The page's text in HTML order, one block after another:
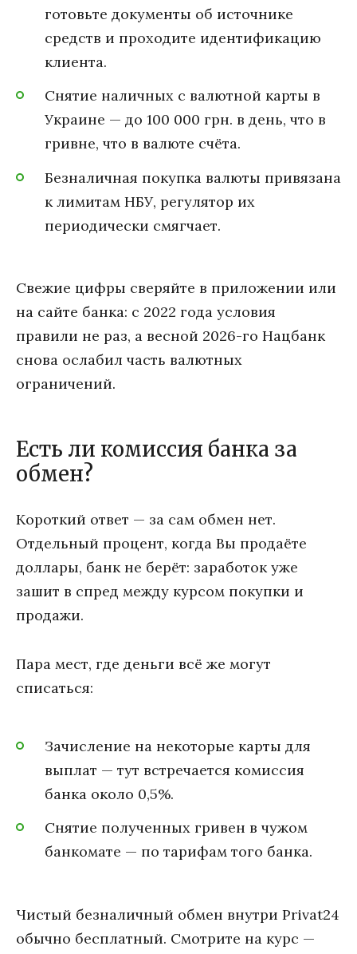
готовьте документы об источнике
средств и проходите идентификацию
клиента.
Снятие наличных с валютной карты в
Украине — до 100 000 грн. в день, что в
гривне, что в валюте счёта.
Безналичная покупка валюты привязана
к лимитам НБУ, регулятор их
периодически смягчает.
Свежие цифры сверяйте в приложении или
на сайте банка: с 2022 года условия
правили не раз, а весной 2026-го Нацбанк
снова ослабил часть валютных
ограничений.
Есть ли комиссия банка за
обмен?
Короткий ответ — за сам обмен нет.
Отдельный процент, когда Вы продаёте
доллары, банк не берёт: заработок уже
зашит в спред между курсом покупки и
продажи.
Пара мест, где деньги всё же могут
списаться:
Зачисление на некоторые карты для
выплат — тут встречается комиссия
банка около 0,5%.
Снятие полученных гривен в чужом
банкомате — по тарифам того банка.
Чистый безналичный обмен внутри Privat24
обычно бесплатный. Смотрите на курс —